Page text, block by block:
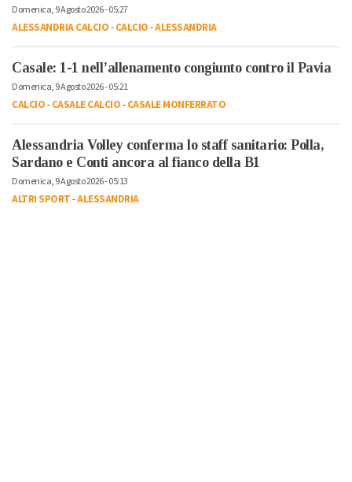
Domenica, 9 Agosto 2026 - 05:27
ALESSANDRIA CALCIO-CALCIO-ALESSANDRIA
Casale: 1-1 nell’allenamento congiunto contro il Pavia
Domenica, 9 Agosto 2026 - 05:21
CALCIO-CASALE CALCIO-CASALE MONFERRATO
Alessandria Volley conferma lo staff sanitario: Polla,
Sardano e Conti ancora al fianco della B1
Domenica, 9 Agosto 2026 - 05:13
ALTRI SPORT-ALESSANDRIA